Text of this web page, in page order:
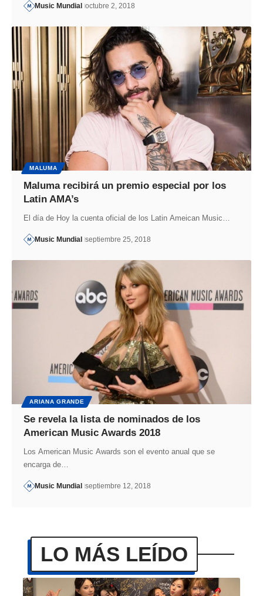
Music Mundial octubre 2, 2018
MALUMA
Maluma recibirá un premio especial por los
Latin AMA’s
El día de Hoy la cuenta oficial de los Latin Ameican Music…
Music Mundial septiembre 25, 2018
ARIANA GRANDE
Se revela la lista de nominados de los
American Music Awards 2018
Los American Music Awards son el evento anual que se
encarga de…
Music Mundial septiembre 12, 2018
LO MÁS LEÍDO